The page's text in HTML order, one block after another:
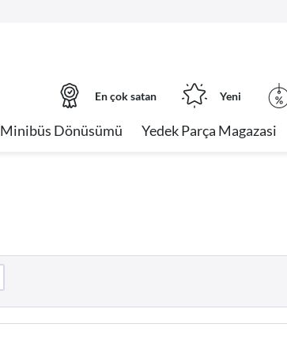
En çok satan Yeni
Minibüs Dönüsümü Yedek Parça Magazasi